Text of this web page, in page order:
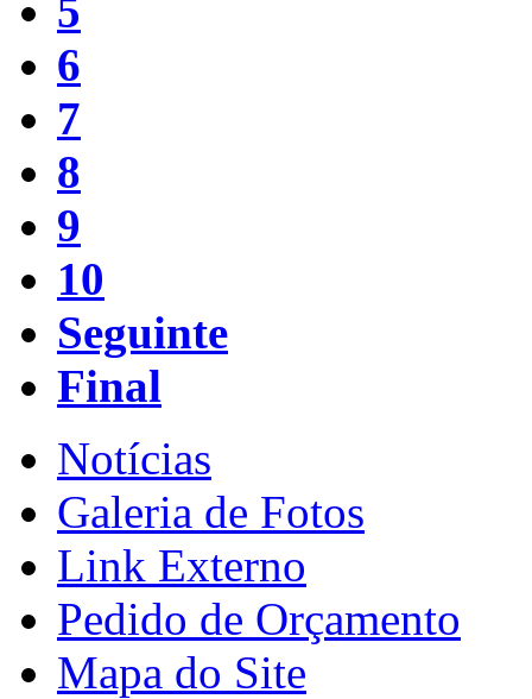
5
6
7
8
9
10
Seguinte
Final
Notícias
Galeria de Fotos
Link Externo
Pedido de Orçamento
Mapa do Site